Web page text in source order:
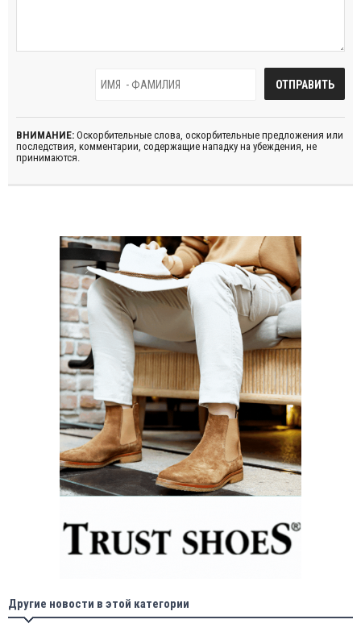
ВНИМАНИЕ: Оскорбительные слова, оскорбительные предложения или
последствия, комментарии, содержащие нападку на убеждения, не
принимаются.
Другие новости в этой категории